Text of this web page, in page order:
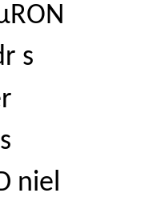
Andr
Bal
D